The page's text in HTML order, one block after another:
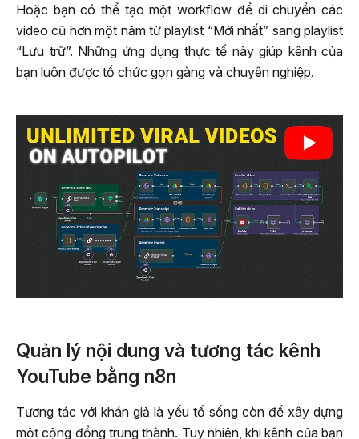
Hoặc bạn có thể tạo một workflow để di chuyển các
video cũ hơn một năm từ playlist “Mới nhất” sang playlist
“Lưu trữ”. Những ứng dụng thực tế này giúp kênh của
bạn luôn được tổ chức gọn gàng và chuyên nghiệp.
Quản lý nội dung và tương tác kênh
YouTube bằng n8n
Tương tác với khán giả là yếu tố sống còn để xây dựng
một cộng đồng trung thành. Tuy nhiên, khi kênh của bạn